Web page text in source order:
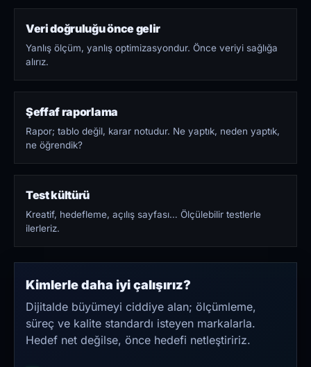
Veri doğruluğu önce gelir
Yanlış ölçüm, yanlış optimizasyondur. Önce veriyi sağlığa
alırız.
Şeffaf raporlama
Rapor; tablo değil, karar notudur. Ne yaptık, neden yaptık,
ne öğrendik?
Test kültürü
Kreatif, hedefleme, açılış sayfası… Ölçülebilir testlerle
ilerleriz.
Kimlerle daha iyi çalışırız?
Dijitalde büyümeyi ciddiye alan; ölçümleme,
süreç ve kalite standardı isteyen markalarla.
Hedef net değilse, önce hedefi netleştiririz.